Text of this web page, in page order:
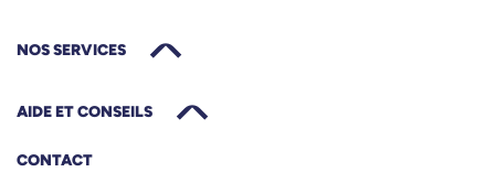
NOS SERVICES
AIDE ET CONSEILS
CONTACT